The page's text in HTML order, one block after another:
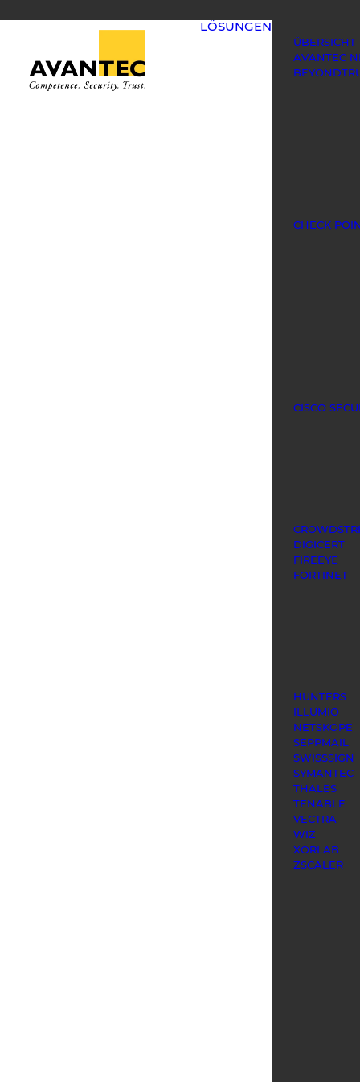
LÖSUNGEN
ÜBERSICHT
AVANTEC
CHECK
CISCO
DIGICERT
FIREEYE
FORTINET
HUNTERS
ILLUMIO
NETSKOPE
SEPPMAIL
SWISSSIGN
SYMANTEC
THALES
TENABLE
VECTRA
WIZ
XORLAB
ZSCALER